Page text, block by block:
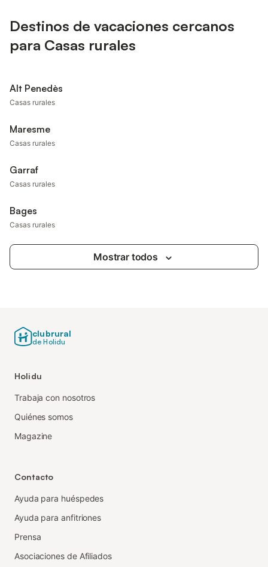
Destinos de vacaciones cercanos
para Casas rurales
Alt Penedès
Casas rurales
Maresme
Casas rurales
Garraf
Casas rurales
Bages
Casas rurales
Mostrar todos
clubrural
de Holidu
Holidu
Trabaja con nosotros
Quiénes somos
Magazine
Contacto
Ayuda para huéspedes
Ayuda para anfitriones
Prensa
Asociaciones de Afiliados